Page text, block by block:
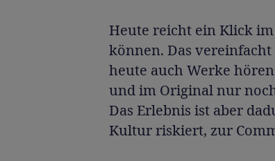
Heute reicht ein Klick
können. Das vereinfacht
heute auch Werke
und im Original nur
Das Erlebnis ist aber
Kultur riskiert, zur